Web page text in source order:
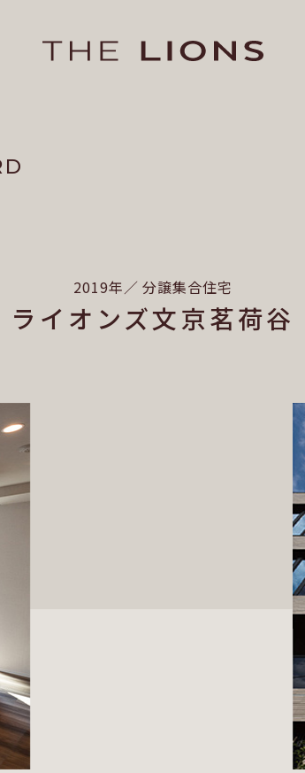
2019年／ 分譲集合住宅
ライオンズ文京茗荷谷